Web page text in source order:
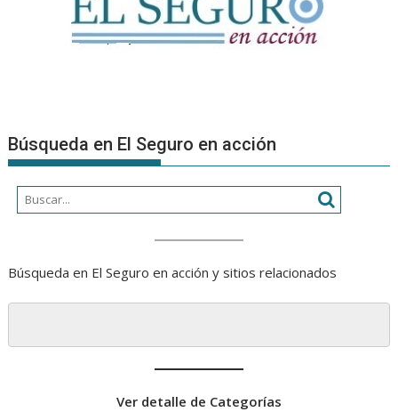
Búsqueda en El Seguro en acción
Búsqueda en El Seguro en acción y sitios relacionados
Ver detalle de Categorías